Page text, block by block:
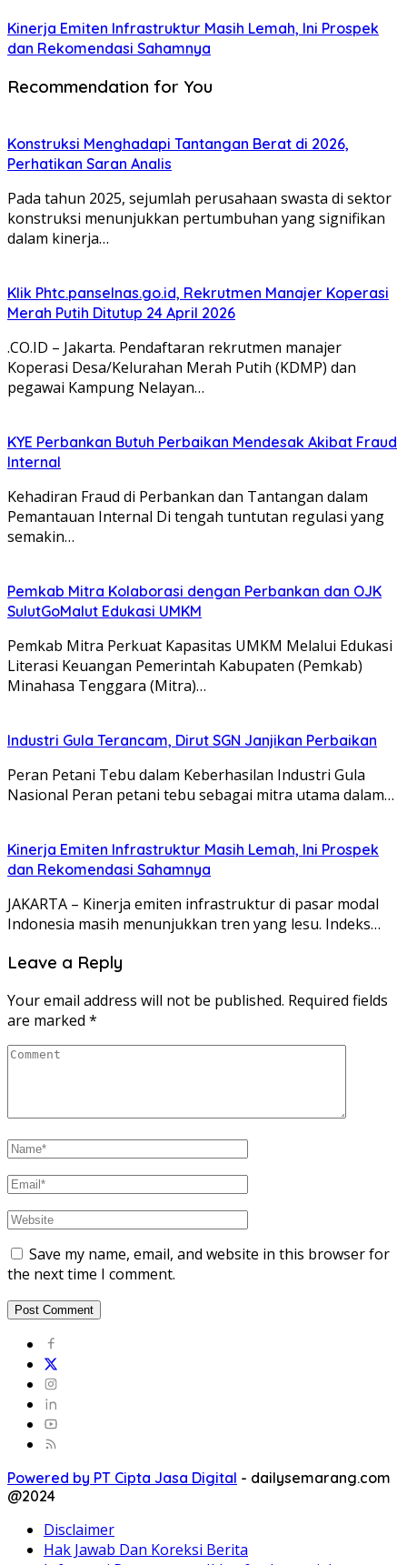
Kinerja Emiten Infrastruktur Masih Lemah, Ini Prospek
dan Rekomendasi Sahamnya
Recommendation for You
Konstruksi Menghadapi Tantangan Berat di 2026,
Perhatikan Saran Analis
Pada tahun 2025, sejumlah perusahaan swasta di sektor
konstruksi menunjukkan pertumbuhan yang signifikan
dalam kinerja…
Klik Phtc.panselnas.go.id, Rekrutmen Manajer Koperasi
Merah Putih Ditutup 24 April 2026
.CO.ID – Jakarta. Pendaftaran rekrutmen manajer
Koperasi Desa/Kelurahan Merah Putih (KDMP) dan
pegawai Kampung Nelayan…
KYE Perbankan Butuh Perbaikan Mendesak Akibat Fraud
Internal
Kehadiran Fraud di Perbankan dan Tantangan dalam
Pemantauan Internal Di tengah tuntutan regulasi yang
semakin…
Pemkab Mitra Kolaborasi dengan Perbankan dan OJK
SulutGoMalut Edukasi UMKM
Pemkab Mitra Perkuat Kapasitas UMKM Melalui Edukasi
Literasi Keuangan Pemerintah Kabupaten (Pemkab)
Minahasa Tenggara (Mitra)…
Industri Gula Terancam, Dirut SGN Janjikan Perbaikan
Peran Petani Tebu dalam Keberhasilan Industri Gula
Nasional Peran petani tebu sebagai mitra utama dalam…
Kinerja Emiten Infrastruktur Masih Lemah, Ini Prospek
dan Rekomendasi Sahamnya
JAKARTA – Kinerja emiten infrastruktur di pasar modal
Indonesia masih menunjukkan tren yang lesu. Indeks…
Leave a Reply
Your email address will not be published. Required fields
are marked *
Save my name, email, and website in this browser for
the next time I comment.
Powered by PT Cipta Jasa Digital - dailysemarang.com
@2024
Disclaimer
Hak Jawab Dan Koreksi Berita